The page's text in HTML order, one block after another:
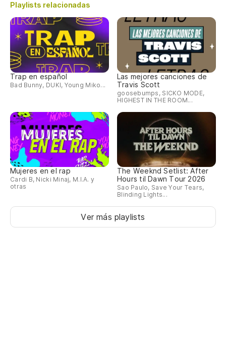
Playlists relacionadas
Trap en español
Bad Bunny, DUKI, Young Miko...
Las mejores canciones de
Travis Scott
goosebumps, SICKO MODE,
HIGHEST IN THE ROOM...
Mujeres en el rap
Cardi B, Nicki Minaj, M.I.A. y
otras
The Weeknd Setlist: After
Hours til Dawn Tour 2026
Sao Paulo, Save Your Tears,
Blinding Lights...
Ver más playlists